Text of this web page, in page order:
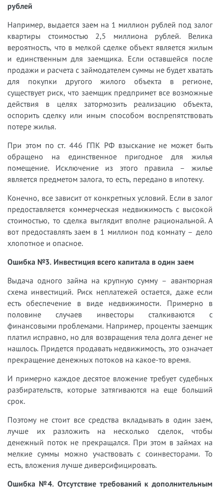
рублей
Например, выдается заем на 1 миллион рублей под залог
квартиры стоимостью 2,5 миллиона рублей. Велика
вероятность, что в мелкой сделке объект является жилым
и единственным для заемщика. Если оставшейся после
продажи и расчета с займодателем суммы не будет хватать
для покупки другого жилого объекта в регионе,
существует риск, что заемщик предпримет все возможные
действия в целях затормозить реализацию объекта,
оспорить сделку или иным способом воспрепятствовать
потере жилья.
При этом по ст. 446 ГПК РФ взыскание не может быть
обращено на единственное пригодное для жилья
помещение. Исключение из этого правила – жилье
является предметом залога, то есть, передано в ипотеку.
Конечно, все зависит от конкретных условий. Если в залог
предоставляется коммерческая недвижимость с высокой
стоимостью, то сделка выглядит вполне рациональной. А
вот предоставлять заем в 1 миллион под комнату – дело
хлопотное и опасное.
Ошибка №3. Инвестиция всего капитала в один заем
Выдача одного займа на крупную сумму – авантюрная
схема инвестиций. Риск неплатежей остается, даже если
есть обеспечение в виде недвижимости. Примерно в
половине случаев инвесторы сталкиваются с
финансовыми проблемами. Например, проценты заемщик
платил исправно, но для возвращения тела долга денег не
нашлось. Придется продавать недвижимость, это означает
прекращение денежных потоков на какое-то время.
И примерно каждое десятое вложение требует судебных
разбирательств, которые затягиваются на еще больший
срок.
Поэтому не стоит все средства вкладывать в один заем,
лучше их разложить на несколько сделок, чтобы
денежный поток не прекращался. При этом в займах на
мелкие суммы можно участвовать с соинвесторами. То
есть, вложения лучше диверсифицировать.
Ошибка №4. Отсутствие требований к дополнительным